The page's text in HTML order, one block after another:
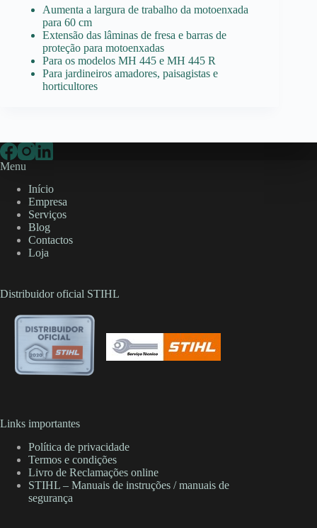
Aumenta a largura de trabalho da motoenxada
para 60 cm
Extensão das lâminas de fresa e barras de
proteção para motoenxadas
Para os modelos MH 445 e MH 445 R
Para jardineiros amadores, paisagistas e
horticultores
Menu
Início
Empresa
Serviços
Blog
Contactos
Loja
Distribuidor oficial STIHL
Links importantes
Política de privacidade
Termos e condições
Livro de Reclamações online
STIHL – Manuais de instruções / manuais de
segurança